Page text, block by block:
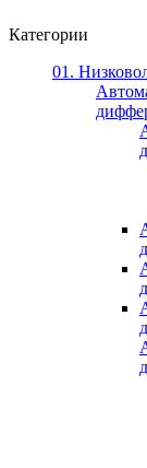
Категории
01.